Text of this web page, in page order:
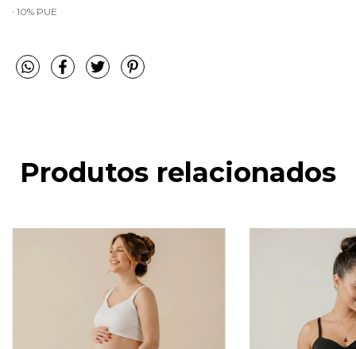
· 10% PUE
Produtos relacionados